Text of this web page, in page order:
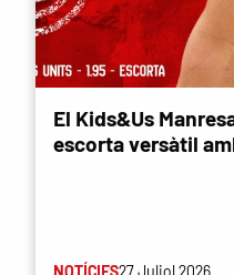
El Kids&Us
escorta versàtil
NOTÍCIES27 Juliol 2026